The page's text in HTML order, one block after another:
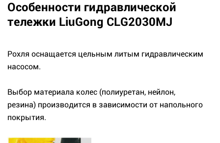
Особенности гидравлической
тележки LiuGong CLG2030MJ
Рохля оснащается цельным литым гидравлическим
насосом.
Выбор материала колес (полиуретан, нейлон,
резина) производится в зависимости от напольного
покрытия.